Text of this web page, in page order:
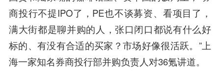
商投行不提IPO了，PE也不谈募资、看项目了，
满大街都是聊并购的人，张口闭口都说有什么好
标的、有没有合适的买家？市场好像很活跃。 ”上
海一家知名券商投行部并购负责人对36氪讲道。